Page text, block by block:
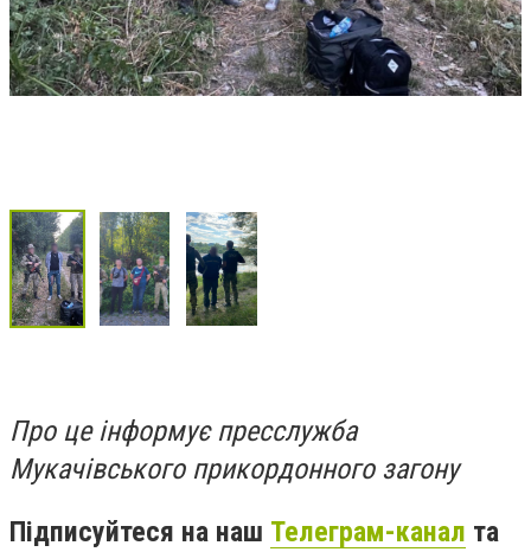
Про це інформує пресслужба
Мукачівського прикордонного загону
Підписуйтеся на наш Телеграм-канал та